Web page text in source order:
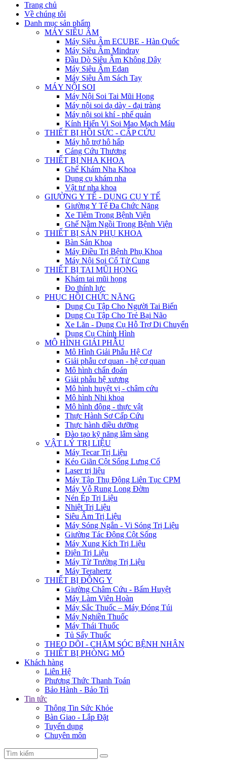
Trang chủ
Về chúng tôi
Danh mục sản phẩm
MÁY SIÊU ÂM
Máy Siêu Âm ECUBE - Hàn Quốc
Máy Siêu Âm Mindray
Đầu Dò Siêu Âm Không Dây
Máy Siêu Âm Edan
Máy Siêu Âm Sách Tay
MÁY NỘI SOI
Máy Nội Soi Tai Mũi Họng
Máy nội soi dạ dày - đại tràng
Máy nội soi khí - phế quản
Kính Hiển Vi Soi Mao Mạch Máu
THIẾT BỊ HỒI SỨC - CẤP CỨU
Máy hỗ trợ hô hấp
Cáng Cứu Thương
THIẾT BỊ NHA KHOA
Ghế Khám Nha Khoa
Dụng cụ khám nha
Vật tư nha khoa
GIƯỜNG Y TẾ - DỤNG CỤ Y TẾ
Giường Y Tế Đa Chức Năng
Xe Tiêm Trong Bệnh Viện
Ghế Nằm Ngồi Trong Bệnh Viện
THIẾT BỊ SẢN PHỤ KHOA
Bàn Sản Khoa
Máy Điều Trị Bệnh Phụ Khoa
Máy Nội Soi Cổ Tử Cung
THIẾT BỊ TAI MŨI HỌNG
Khám tai mũi họng
Đo thính lực
PHỤC HỒI CHỨC NĂNG
Dụng Cụ Tập Cho Người Tai Biến
Dụng Cụ Tập Cho Trẻ Bại Não
Xe Lăn - Dụng Cụ Hỗ Trợ Di Chuyển
Dụng Cụ Chỉnh Hình
MÔ HÌNH GIẢI PHẪU
Mô Hình Giải Phẫu Hệ Cơ
Giải phẫu cơ quan - hệ cơ quan
Mô hình chẩn đoán
Giải phẫu hệ xương
Mô hình huyệt vị - châm cứu
Mô hình Nhi khoa
Mô hình động - thực vật
Thực Hành Sơ Cấp Cứu
Thực hành điều dưỡng
Đào tạo kỹ năng lâm sàng
VẬT LÝ TRỊ LIỆU
Máy Tecar Trị Liệu
Kéo Giãn Cột Sống Lưng Cổ
Laser trị liệu
Máy Tập Thụ Động Liên Tục CPM
Máy Vỗ Rung Long Đờm
Nén Ép Trị Liệu
Nhiệt Trị Liệu
Siêu Âm Trị Liệu
Máy Sóng Ngắn - Vi Sóng Trị Liệu
Giường Tác Động Cột Sống
Máy Xung Kích Trị Liệu
Điện Trị Liệu
Máy Từ Trường Trị Liệu
Máy Terahertz
THIẾT BỊ ĐÔNG Y
Giường Châm Cứu - Bấm Huyệt
Máy Làm Viên Hoàn
Máy Sắc Thuốc – Máy Đóng Túi
Máy Nghiền Thuốc
Máy Thái Thuốc
Tủ Sấy Thuốc
THEO DÕI - CHĂM SÓC BỆNH NHÂN
THIẾT BỊ PHÒNG MỔ
Khách hàng
Liên Hệ
Phương Thức Thanh Toán
Bảo Hành - Bảo Trì
Tin tức
Thông Tin Sức Khỏe
Bàn Giao - Lắp Đặt
Tuyển dụng
Chuyên môn